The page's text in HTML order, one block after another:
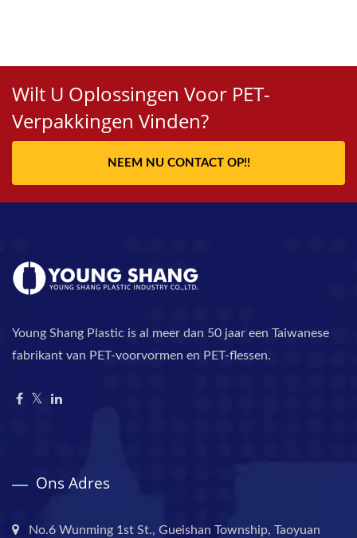
Wilt U Oplossingen Voor PET-
Verpakkingen Vinden?
NEEM NU CONTACT OP!!
Young Shang Plastic is al meer dan 50 jaar een Taiwanese
fabrikant van PET-voorvormen en PET-flessen.
Ons Adres
No.6 Wunming 1st St., Gueishan Township, Taoyuan